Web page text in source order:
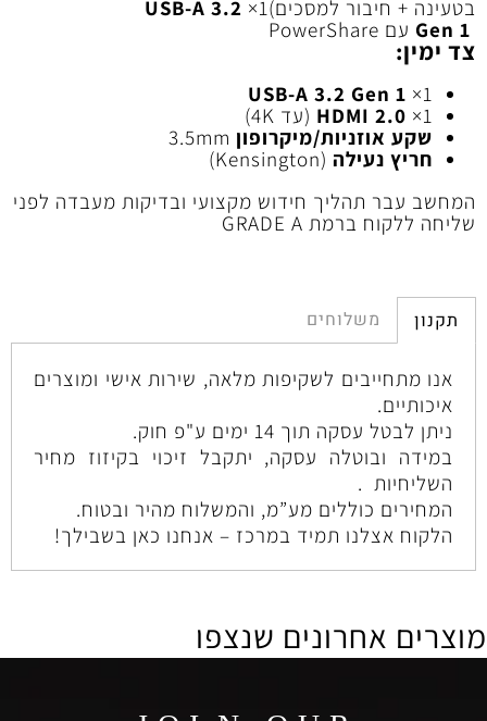
בטעינה + חיבור למסכים)1×
USB‑A 3.2
עם PowerShare
צד ימין:
1×
USB‑A 3.2 Gen 1
1×
HDMI 2.0 (עד 4K)
שקע אוזניות/מיקרופון
חריץ נעילה (Kensington)
המחשב עבר תהליך חידוש מקצועי ובדיקות מעבדה לפני
שליחה ללקוח ברמת GRADE A
תקנון משלוחים
אנו מתחייבים לשקיפות מלאה, שירות אישי ומוצרים
איכותיים.
ניתן לבטל עסקה תוך 14 ימים ע"פ חוק.
במידה ובוטלה עסקה, יתקבל זיכוי בקיזוז מחיר
השליחיות .
המחירים כוללים מע”מ, והמשלוח מהיר ובטוח.
הלקוח אצלנו תמיד במרכז – אנחנו כאן בשבילך!
מוצרים אחרונים שנצפו